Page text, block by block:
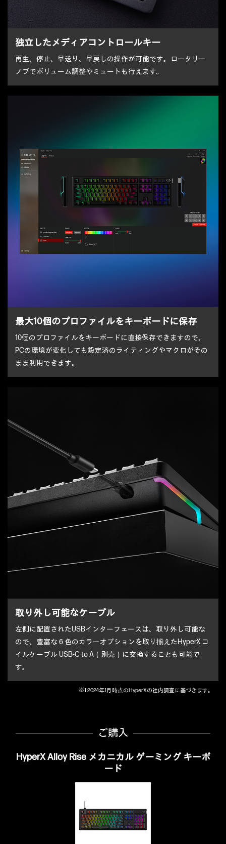
独立したメディアコントロールキー
再生、停止、早送り、早戻しの操作が可能です。ロータリー
ノブでボリューム調整やミュートも行えます。
最大10個のプロファイルをキーボードに保存
10個のプロファイルをキーボードに直接保存できますので、
PCの環境が変化しても設定済のライティングやマクロがその
まま利用できます。
取り外し可能なケーブル
左側に配置されたUSBインターフェースは、取り外し可能な
ので、豊富な６色のカラーオプションを取り揃えたHyperX コ
イルケーブル USB-C to A（別売）に交換することも可能で
す。
※1 2024年1月時点のHyperXの社内調査に基づきます。
ご購入
HyperX Alloy Rise メカニカル ゲーミング キーボ
ード